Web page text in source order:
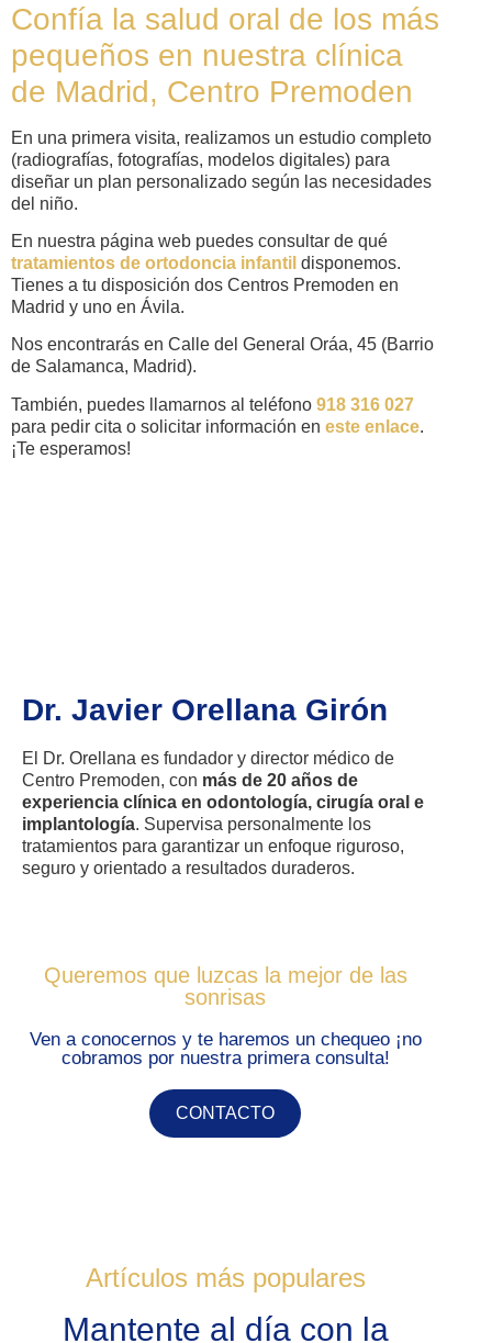
Confía la salud oral de los más
pequeños en nuestra clínica
de Madrid, Centro Premoden
En una primera visita, realizamos un estudio completo
(radiografías, fotografías, modelos digitales) para
diseñar un plan personalizado según las necesidades
del niño.
En nuestra página web puedes consultar de qué
tratamientos de ortodoncia infantil disponemos.
Tienes a tu disposición dos Centros Premoden en
Madrid y uno en Ávila.
Nos encontrarás en Calle del General Oráa, 45 (Barrio
de Salamanca, Madrid).
También, puedes llamarnos al teléfono 918 316 027
para pedir cita o solicitar información en este enlace.
¡Te esperamos!
Dr. Javier Orellana Girón
El Dr. Orellana es fundador y director médico de
Centro Premoden, con más de 20 años de
experiencia clínica en odontología, cirugía oral e
implantología. Supervisa personalmente los
tratamientos para garantizar un enfoque riguroso,
seguro y orientado a resultados duraderos.
Queremos que luzcas la mejor de las
sonrisas
Ven a conocernos y te haremos un chequeo ¡no
cobramos por nuestra primera consulta!
CONTACTO
Artículos más populares
Mantente al día con la